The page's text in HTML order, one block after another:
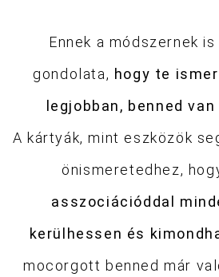
Ennek a módszernek
gondolata, hogy te
legjobban, benned
A kártyák, mint eszközök
önismeretedhez,
asszociációddal
kerülhessen és
mocorgott benned már